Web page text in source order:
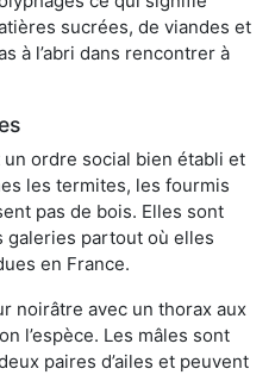
sucrées, de viandes et
à l’abri dans rencontrer à
ordre social bien établi et
les termites, les fourmis
pas de bois. Elles sont
partout où elles
en France.
noirâtre avec un thorax aux
l’espèce. Les mâles sont
paires d’ailes et peuvent